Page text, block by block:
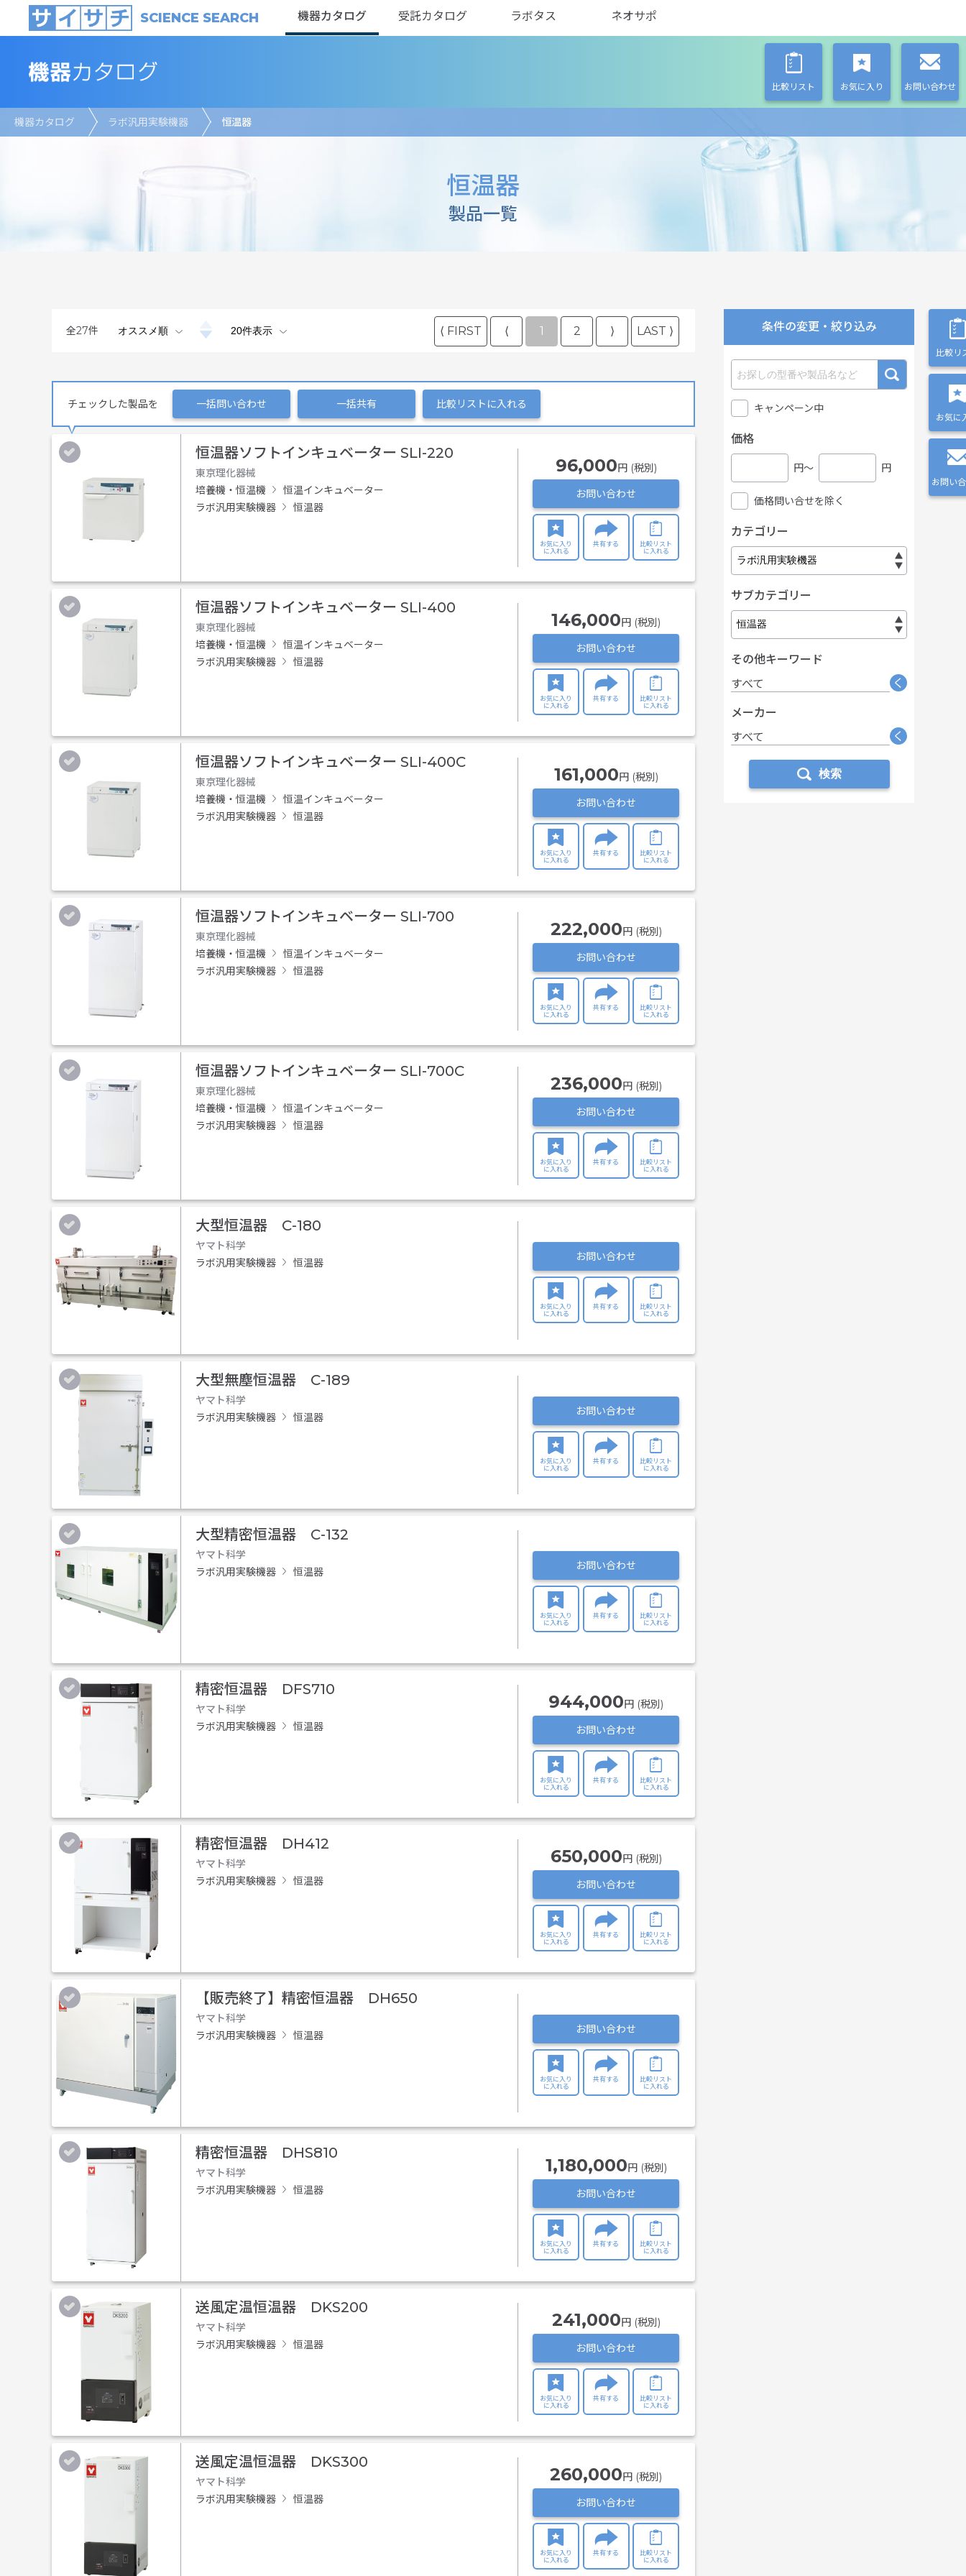
SCIENCE SEARCH 機器カタログ 受託カタログ ラボタス ネオサポ
比較リスト お気に入り お問い合わせ
機器カタログ ラボ汎用実験機器 恒温器
恒温器
製品一覧
全27件 ⟨ FIRST ⟨ 1 2 ⟩ LAST ⟩
チェックした製品を 一括問い合わせ 一括共有 比較リストに入れる
恒温器ソフトインキュベーター SLI-220
東京理化器械
培養機・恒温機
恒温インキュベーター
ラボ汎用実験機器
恒温器
96,000円 (税別)
お問い合わせ
お気に入り
に入れる
共有する
比較リスト
に入れる
恒温器ソフトインキュベーター SLI-400
東京理化器械
培養機・恒温機
恒温インキュベーター
ラボ汎用実験機器
恒温器
146,000円 (税別)
お問い合わせ
お気に入り
に入れる
共有する
比較リスト
に入れる
恒温器ソフトインキュベーター SLI-400C
東京理化器械
培養機・恒温機
恒温インキュベーター
ラボ汎用実験機器
恒温器
161,000円 (税別)
お問い合わせ
お気に入り
に入れる
共有する
比較リスト
に入れる
恒温器ソフトインキュベーター SLI-700
東京理化器械
培養機・恒温機
恒温インキュベーター
ラボ汎用実験機器
恒温器
222,000円 (税別)
お問い合わせ
お気に入り
に入れる
共有する
比較リスト
に入れる
恒温器ソフトインキュベーター SLI-700C
東京理化器械
培養機・恒温機
恒温インキュベーター
ラボ汎用実験機器
恒温器
236,000円 (税別)
お問い合わせ
お気に入り
に入れる
共有する
比較リスト
に入れる
大型恒温器 C-180
ヤマト科学
ラボ汎用実験機器
恒温器 お問い合わせ
お気に入り
に入れる
共有する
比較リスト
に入れる
大型無塵恒温器 C-189
ヤマト科学
ラボ汎用実験機器
恒温器 お問い合わせ
お気に入り
に入れる
共有する
比較リスト
に入れる
大型精密恒温器 C-132
ヤマト科学
ラボ汎用実験機器
恒温器 お問い合わせ
お気に入り
に入れる
共有する
比較リスト
に入れる
精密恒温器 DFS710
ヤマト科学
ラボ汎用実験機器
恒温器
944,000円 (税別)
お問い合わせ
お気に入り
に入れる
共有する
比較リスト
に入れる
精密恒温器 DH412
ヤマト科学
ラボ汎用実験機器
恒温器
650,000円 (税別)
お問い合わせ
お気に入り
に入れる
共有する
比較リスト
に入れる
【販売終了】 精密恒温器 DH650
ヤマト科学
ラボ汎用実験機器
恒温器 お問い合わせ
お気に入り
に入れる
共有する
比較リスト
に入れる
精密恒温器 DHS810
ヤマト科学
ラボ汎用実験機器
恒温器
1,180,000円 (税別)
お問い合わせ
お気に入り
に入れる
共有する
比較リスト
に入れる
送風定温恒温器 DKS200
ヤマト科学
ラボ汎用実験機器
恒温器
241,000円 (税別)
お問い合わせ
お気に入り
に入れる
共有する
比較リスト
に入れる
送風定温恒温器 DKS300
ヤマト科学
ラボ汎用実験機器
恒温器
260,000円 (税別)
お問い合わせ
お気に入り
に入れる
共有する
比較リスト
に入れる
比較リ
お気に
お問い
条件の変更・絞り込み
キャンペーン中
価格
円〜 円
価格問い合せを除く
カテゴリー
サブカテゴリー
その他キーワード
すべて
く
メーカー
すべて
く
検索